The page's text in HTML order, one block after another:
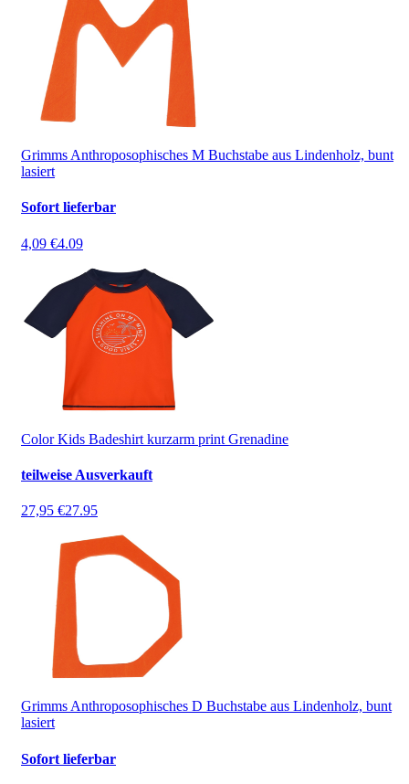
Grimms Anthroposophisches M Buchstabe aus Lindenholz, bunt
lasiert
Sofort lieferbar
4,09 €4.09
Color Kids Badeshirt kurzarm print Grenadine
teilweise Ausverkauft
27,95 €27.95
Grimms Anthroposophisches D Buchstabe aus Lindenholz, bunt
lasiert
Sofort lieferbar